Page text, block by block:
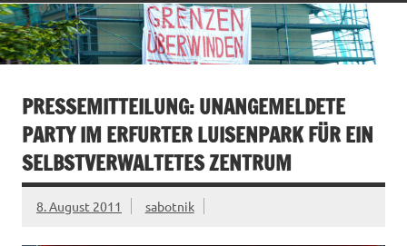
PRESSEMITTEILUNG: UNANGEMELDETE
PARTY IM ERFURTER LUISENPARK FÜR EIN
SELBSTVERWALTETES ZENTRUM
8. August 2011 sabotnik